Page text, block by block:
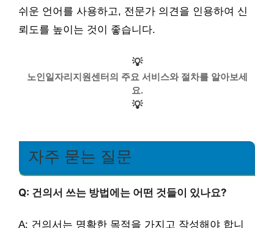
쉬운 언어를 사용하고, 전문가 의견을 인용하여 신
뢰도를 높이는 것이 좋습니다.
💡
노인일자리지원센터의 주요 서비스와 절차를 알아보세
요.
💡
자주 묻는 질문
Q: 건의서 쓰는 방법에는 어떤 것들이 있나요?
A: 건의서는 명확한 목적을 가지고 작성해야 합니